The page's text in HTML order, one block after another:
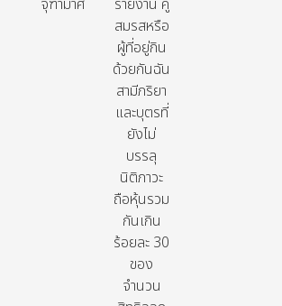
จุฑามาศ
รายงาน คู่
สมรสหรือ
ผู้ที่อยู่กิน
ด้วยกันฉัน
สามีภริยา
และบุตรที่
ยังไม่
บรรลุ
นิติภาวะ
ถือหุ้นรวม
กันเกิน
ร้อยละ 30
ของ
จำนวน